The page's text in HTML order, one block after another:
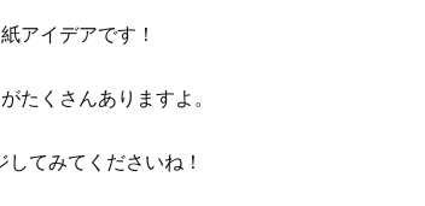
アイデアです！
たくさんありますよ。
てみてくださいね！